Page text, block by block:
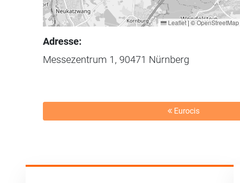
Leaflet|©OpenStreetMap
Adresse:
Messezentrum 1, 90471 Nürnberg
Eurocis